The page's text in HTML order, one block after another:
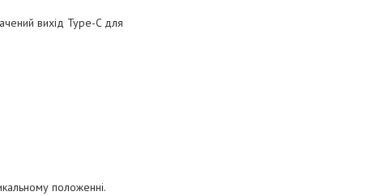
вихід Type-C для
положенні.